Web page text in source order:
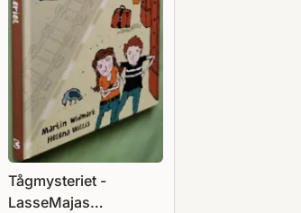
Tågmysteriet -
LasseMajas